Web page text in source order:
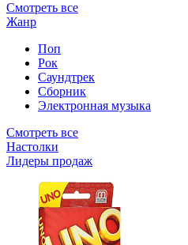
Смотреть все
Жанр
Поп
Рок
Саундтрек
Сборник
Электронная музыка
Смотреть все
Настолки
Лидеры продаж